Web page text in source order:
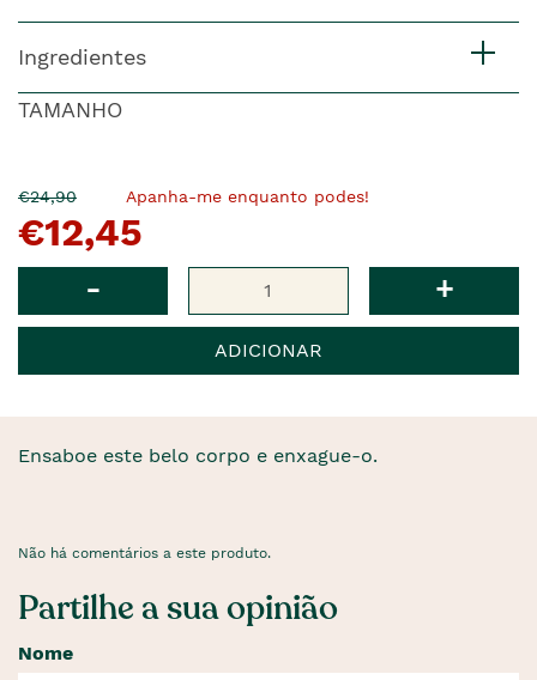
Ingredientes
TAMANHO
O
pre�o
anterior
€24,90Agora
�
€12,45
Apanha-me enquanto podes!
- +
ADICIONAR
Ensaboe este belo corpo e enxague-o.
Não há comentários a este produto.
Partilhe a sua opinião
Nome